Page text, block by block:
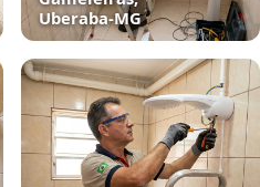
Uberaba‑MG